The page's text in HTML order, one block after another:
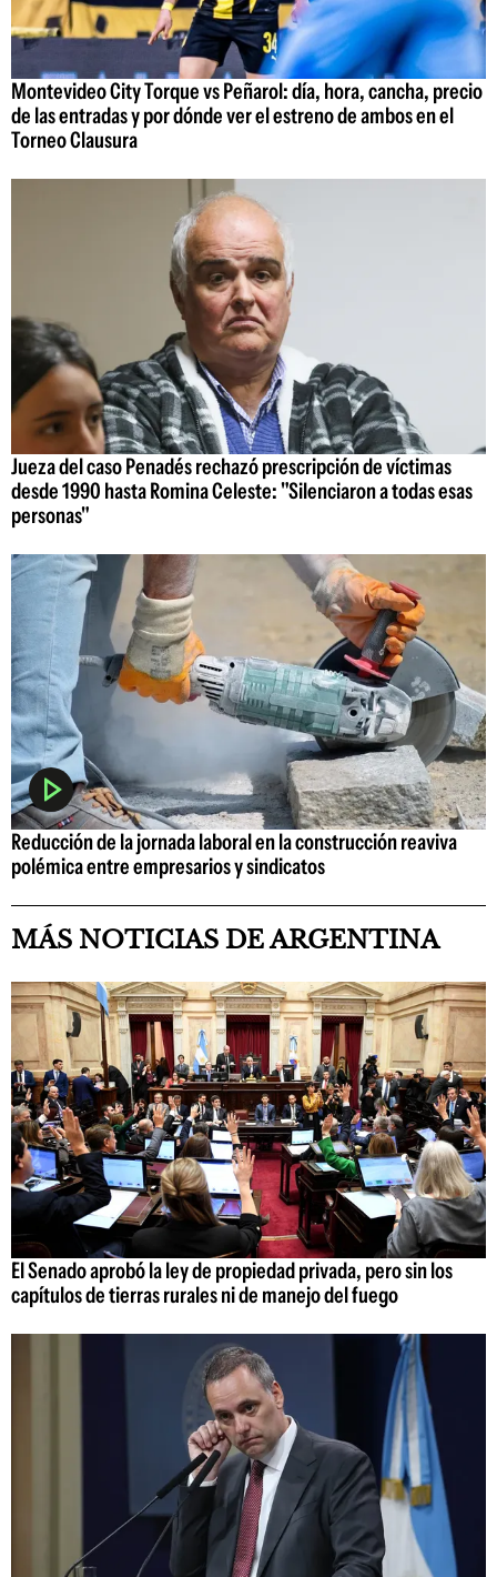
Montevideo City Torque vs Peñarol: día, hora, cancha, precio
de las entradas y por dónde ver el estreno de ambos en el
Torneo Clausura
Jueza del caso Penadés rechazó prescripción de víctimas
desde 1990 hasta Romina Celeste: "Silenciaron a todas esas
personas"
Reducción de la jornada laboral en la construcción reaviva
polémica entre empresarios y sindicatos
MÁS NOTICIAS DE ARGENTINA
El Senado aprobó la ley de propiedad privada, pero sin los
capítulos de tierras rurales ni de manejo del fuego